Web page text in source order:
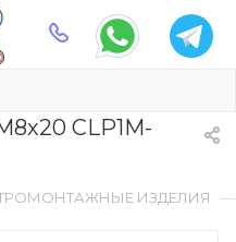
CLP1M-
ИЗДЕЛИЯ —